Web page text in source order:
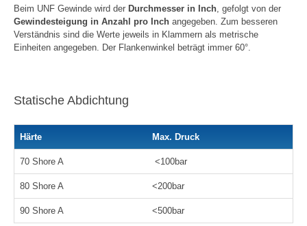
Beim UNF Gewinde wird der Durchmesser in Inch , gefolgt von der
Gewindesteigung in Anzahl pro Inch angegeben. Zum besseren
Verständnis sind die Werte jeweils in Klammern als metrische
Einheiten angegeben. Der Flankenwinkel beträgt immer 60°.
Statische Abdichtung
Härte Max. Druck
70 Shore A <100bar
80 Shore A <200bar
90 Shore A <500bar